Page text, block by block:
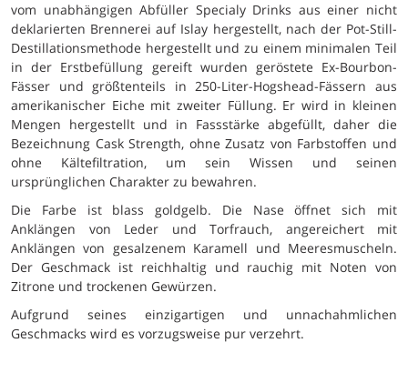
vom unabhängigen Abfüller Specialy Drinks aus einer nicht
deklarierten Brennerei auf Islay hergestellt, nach der Pot-Still-
Destillationsmethode hergestellt und zu einem minimalen Teil
in der Erstbefüllung gereift wurden geröstete Ex-Bourbon-
Fässer und größtenteils in 250-Liter-Hogshead-Fässern aus
amerikanischer Eiche mit zweiter Füllung. Er wird in kleinen
Mengen hergestellt und in Fassstärke abgefüllt, daher die
Bezeichnung Cask Strength, ohne Zusatz von Farbstoffen und
ohne Kältefiltration, um sein Wissen und seinen
ursprünglichen Charakter zu bewahren.
Die Farbe ist blass goldgelb. Die Nase öffnet sich mit
Anklängen von Leder und Torfrauch, angereichert mit
Anklängen von gesalzenem Karamell und Meeresmuscheln.
Der Geschmack ist reichhaltig und rauchig mit Noten von
Zitrone und trockenen Gewürzen.
Aufgrund seines einzigartigen und unnachahmlichen
Geschmacks wird es vorzugsweise pur verzehrt.